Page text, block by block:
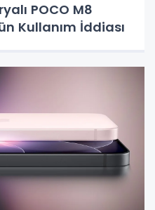
POCO M8
Kullanım İddiası